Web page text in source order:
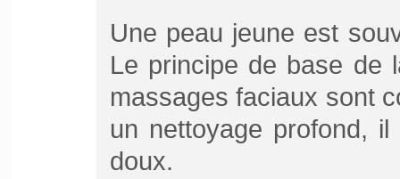
Une peau jeune est
Le principe de base de
massages faciaux sont
un nettoyage profond,
doux.